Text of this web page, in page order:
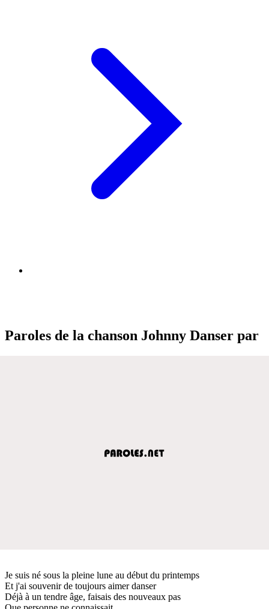
Paroles de la chanson Johnny Danser par
Je suis né sous la pleine lune au début du printemps
Et j'ai souvenir de toujours aimer danser
Déjà à un tendre âge, faisais des nouveaux pas